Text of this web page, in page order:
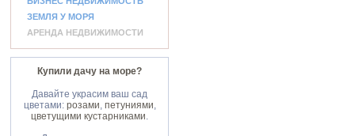
ЗЕМЛЯ У МОРЯ
АРЕНДА НЕДВИЖИМОСТИ
Купили дачу на море?
Давайте украсим ваш сад
цветами: розами, петуниями,
цветущими кустарниками.